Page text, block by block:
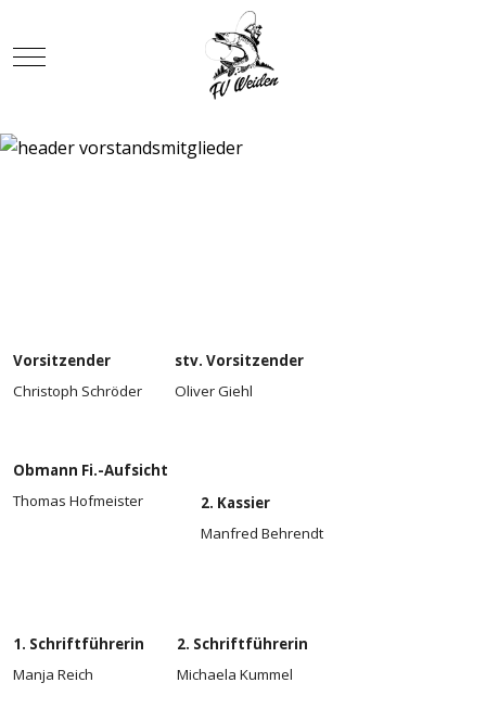
Mobile Menu Toggle
Vorsitzender
Christoph Schröder
stv. Vorsitzender
Oliver Giehl
Obmann Fi.-Aufsicht
Thomas Hofmeister
2. Kassier
Manfred Behrendt
1. Schriftführerin
Manja Reich
2. Schriftführerin
Michaela Kummel